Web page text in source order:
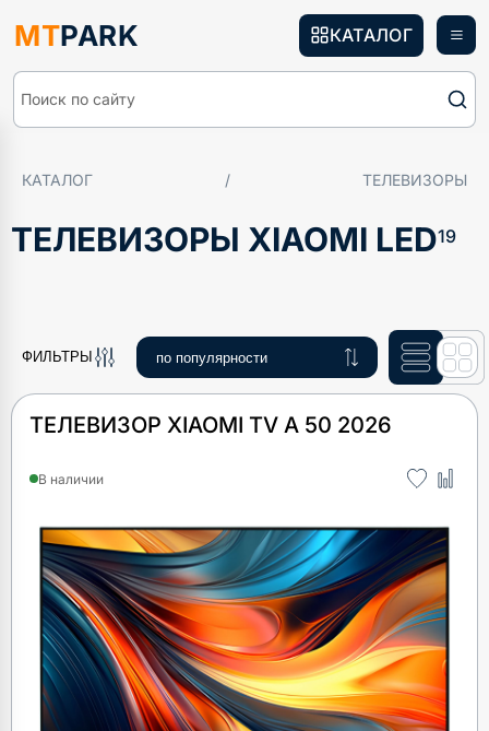
MTPARK
Поиск по сайту
КАТАЛОГ
КАТАЛОГ / ТЕЛЕВИЗОРЫ
ТЕЛЕВИЗОРЫ XIAOMI LED19
ФИЛЬТРЫ
ТЕЛЕВИЗОР XIAOMI TV A 50 2026
В наличии